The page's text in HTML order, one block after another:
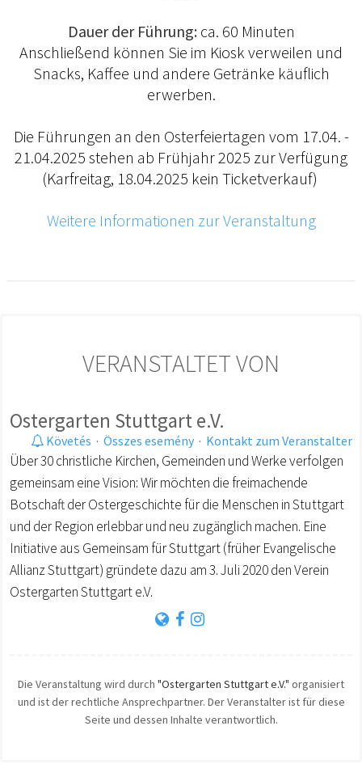
Dauer der Führung:ca. 60 Minuten
Anschließend können Sie im Kiosk verweilen und
Snacks, Kaffee und andere Getränke käuflich
erwerben.
Die Führungen an den Osterfeiertagen vom 17.04. -
21.04.2025 stehen ab Frühjahr 2025 zur Verfügung
(Karfreitag, 18.04.2025 kein Ticketverkauf)
Weitere Informationen zur Veranstaltung
VERANSTALTET VON
Ostergarten Stuttgart e.V.
Követés · Összes esemény · Kontakt zum Veranstalter
Über 30 christliche Kirchen, Gemeinden und Werke verfolgen
gemeinsam eine Vision: Wir möchten die freimachende
Botschaft der Ostergeschichte für die Menschen in Stuttgart
und der Region erlebbar und neu zugänglich machen. Eine
Initiative aus Gemeinsam für Stuttgart (früher Evangelische
Allianz Stuttgart) gründete dazu am 3. Juli 2020 den Verein
Ostergarten Stuttgart e.V.
Die Veranstaltung wird durch "Ostergarten Stuttgart e.V." organisiert
und ist der rechtliche Ansprechpartner. Der Veranstalter ist für diese
Seite und dessen Inhalte verantwortlich.